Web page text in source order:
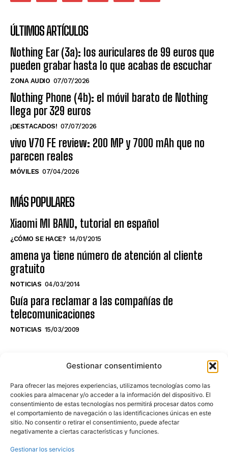
Gestionar consentimiento
Para ofrecer las mejores experiencias, utilizamos tecnologías como las
cookies para almacenar y/o acceder a la información del dispositivo. El
consentimiento de estas tecnologías nos permitirá procesar datos como
el comportamiento de navegación o las identificaciones únicas en este
sitio. No consentir o retirar el consentimiento, puede afectar
negativamente a ciertas características y funciones.
Gestionar los servicios
ÚLTIMOS ARTÍCULOS
Nothing Ear (3a): los auriculares de 99 euros que
pueden grabar hasta lo que acabas de escuchar
ZONA AUDIO 07/07/2026
Nothing Phone (4b): el móvil barato de Nothing
llega por 329 euros
¡DESTACADOS! 07/07/2026
vivo V70 FE review: 200 MP y 7000 mAh que no
parecen reales
MÓVILES 07/04/2026
MÁS POPULARES
Xiaomi MI BAND, tutorial en español
¿CÓMO SE HACE? 14/01/2015
amena ya tiene número de atención al cliente
gratuito
NOTICIAS 04/03/2014
Guía para reclamar a las compañías de
telecomunicaciones
NOTICIAS 15/03/2009
NO TE PIERDAS LO ÚLTIMO DEL CANAL
Haz clic en «Estoy de acuerdo» para
activar Youtube
POLÍTICA DE COOKIES